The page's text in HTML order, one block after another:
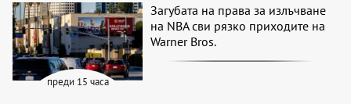
преди 15 часа
Загубата на права за излъчване
на NBA сви рязко приходите на
Warner Bros.